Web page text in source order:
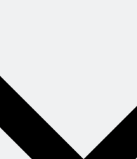
Наркотические
два и побыстрее!
Ответить